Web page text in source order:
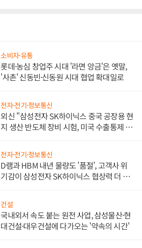
소비자·유통
롯데·농심 창업주 시대 '라면 앙금'은 옛말,
'사촌' 신동빈·신동원 시대 협업 확대일로
전자·전기·정보통신
외신 "삼성전자 SK하이닉스 중국 공장용 현
지 생산 반도체 장비 시험, 미국 수출통제 대
전자·전기·정보통신
D램과 HBM 내년 물량도 '품절', 고객사 위
기감이 삼성전자 SK하이닉스 협상력 더 키
건설
국내외서 속도 붙는 원전 사업, 삼성물산·현
대건설·대우건설에 다가오는 '약속의 시간'